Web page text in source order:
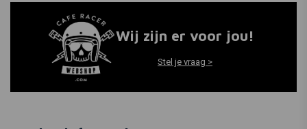
Wij zijn er voor jou!
Stel je vraag >